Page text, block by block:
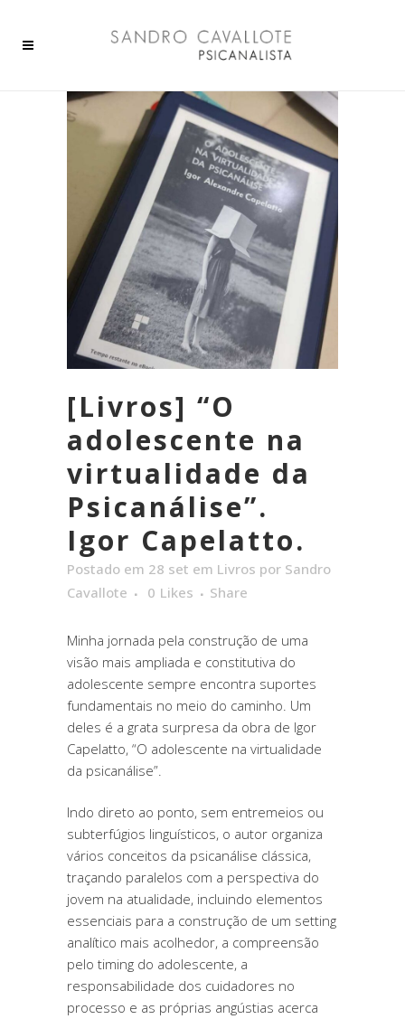
[Livros] “O
adolescente na
virtualidade da
Psicanálise”.
Igor Capelatto.
Postado em 28 set em Livros por Sandro
Cavallote
0 Likes Share
Minha jornada pela construção de uma
visão mais ampliada e constitutiva do
adolescente sempre encontra suportes
fundamentais no meio do caminho. Um
deles é a grata surpresa da obra de Igor
Capelatto, “O adolescente na virtualidade
da psicanálise”.
Indo direto ao ponto, sem entremeios ou
subterfúgios linguísticos, o autor organiza
vários conceitos da psicanálise clássica,
traçando paralelos com a perspectiva do
jovem na atualidade, incluindo elementos
essenciais para a construção de um setting
analítico mais acolhedor, a compreensão
pelo timing do adolescente, a
responsabilidade dos cuidadores no
processo e as próprias angústias acerca